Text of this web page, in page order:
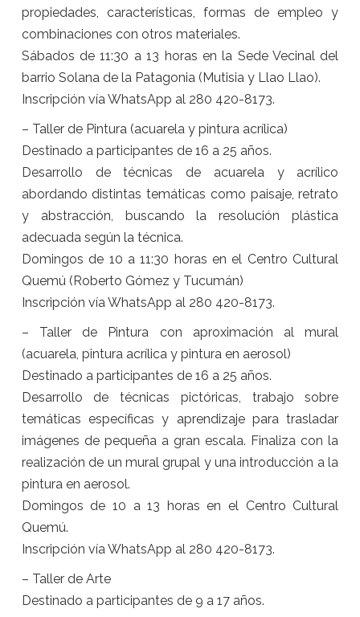
propiedades, características, formas de empleo y
combinaciones con otros materiales.
Sábados de 11:30 a 13 horas en la Sede Vecinal del
barrio Solana de la Patagonia (Mutisia y Llao Llao).
Inscripción vía WhatsApp al 280 420-8173.
– Taller de Pintura (acuarela y pintura acrílica)
Destinado a participantes de 16 a 25 años.
Desarrollo de técnicas de acuarela y acrílico
abordando distintas temáticas como paisaje, retrato
y abstracción, buscando la resolución plástica
adecuada según la técnica.
Domingos de 10 a 11:30 horas en el Centro Cultural
Quemú (Roberto Gómez y Tucumán)
Inscripción vía WhatsApp al 280 420-8173.
– Taller de Pintura con aproximación al mural
(acuarela, pintura acrílica y pintura en aerosol)
Destinado a participantes de 16 a 25 años.
Desarrollo de técnicas pictóricas, trabajo sobre
temáticas específicas y aprendizaje para trasladar
imágenes de pequeña a gran escala. Finaliza con la
realización de un mural grupal y una introducción a la
pintura en aerosol.
Domingos de 10 a 13 horas en el Centro Cultural
Quemú.
Inscripción vía WhatsApp al 280 420-8173.
– Taller de Arte
Destinado a participantes de 9 a 17 años.